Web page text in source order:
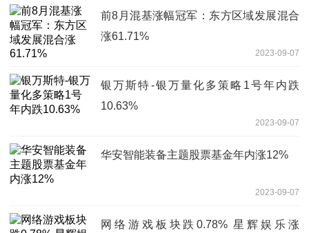
前8月混基涨幅冠军：东方区域发展混合
涨61.71%
2023-09-07
银万斯特-银万量化多策略1号年内跌
10.63%
2023-09-07
华安智能装备主题股票基金年内涨12%
2023-09-07
网络游戏板块跌0.78% 星辉娱乐涨